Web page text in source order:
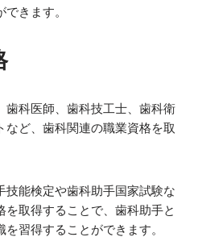
きます。
歯科医師、歯科技工士、歯科衛
ど、歯科関連の職業資格を取
技能検定や歯科助手国家試験な
を取得することで、歯科助手と
習得することができます。